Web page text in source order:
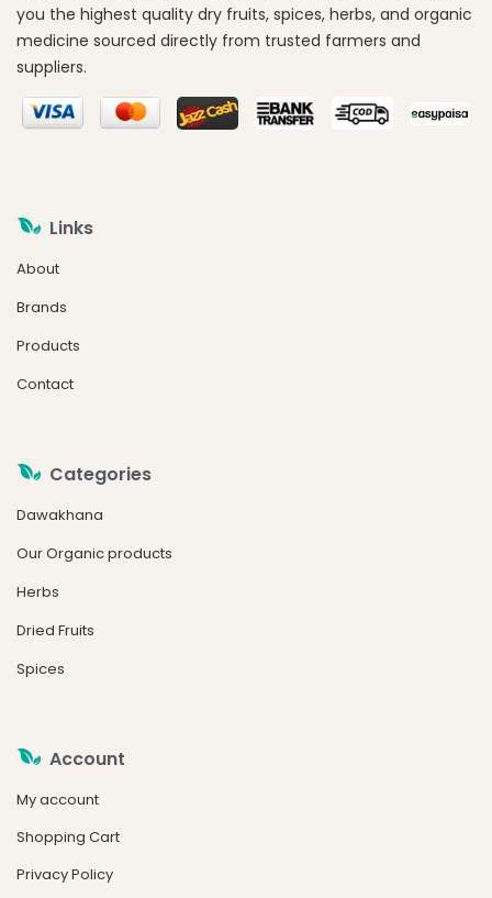
you the highest quality dry fruits, spices, herbs, and organic
medicine sourced directly from trusted farmers and
suppliers.
Links
About
Brands
Products
Contact
Categories
Dawakhana
Our Organic products
Herbs
Dried Fruits
Spices
Account
My account
Shopping Cart
Privacy Policy